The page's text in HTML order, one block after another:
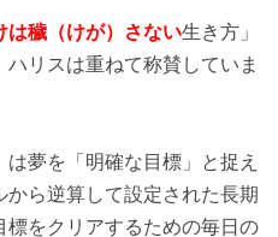
は穢（けが）さない生き方」
リスは重ねて称賛していま
夢を「明確な目標」と捉え
ら逆算して設定された長期
をクリアするための毎日の